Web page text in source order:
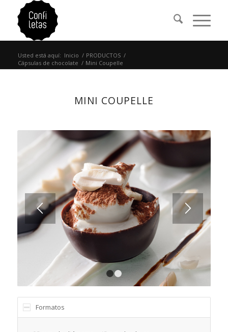
Usted está aquí: Inicio / PRODUCTOS /
Cápsulas de chocolate / Mini Coupelle
MINI COUPELLE
2
Formatos